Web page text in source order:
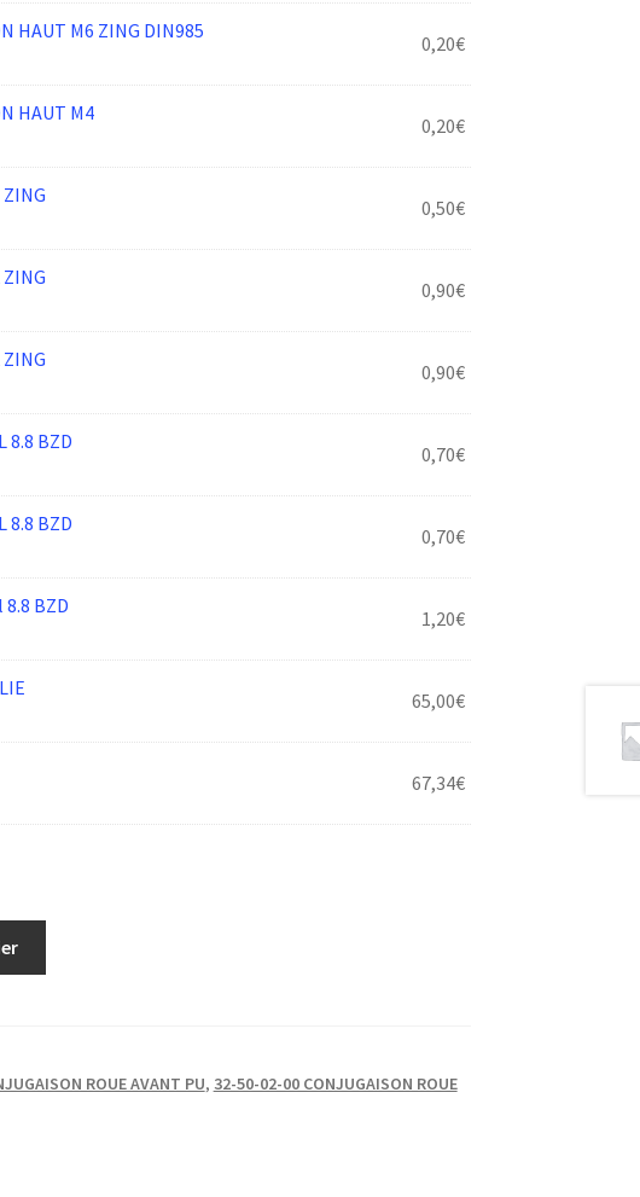
HAUT M6 ZING DIN985
0,20€
HAUT M4
0,20€
0,50€
0,90€
0,90€
8.8 BZD
0,70€
8.8 BZD
0,70€
8.8 BZD
1,20€
65,00€
67,34€
ROUE AVANT PU, 32-50-02-00 CONJUGAISON ROUE